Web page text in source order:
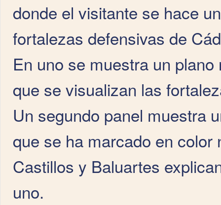
donde el visitante se hace
fortalezas defensivas de
En uno se muestra un
que se visualizan las
Un segundo panel muestra
que se ha marcado en
Castillos y Baluartes
uno.